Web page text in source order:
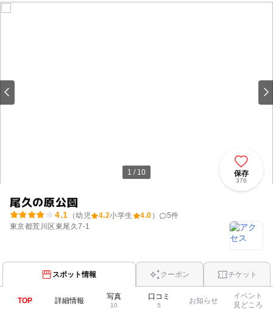
1 / 10
尾久の原公園
4.1 （幼児 4.2小学生 4.0 ） 5件
東京都荒川区東尾久7-1
保存
376
スポット情報 クーポン チケット
TOP 詳細情報 写真
10
口コミ
5
お知らせ
イベント
見どころ